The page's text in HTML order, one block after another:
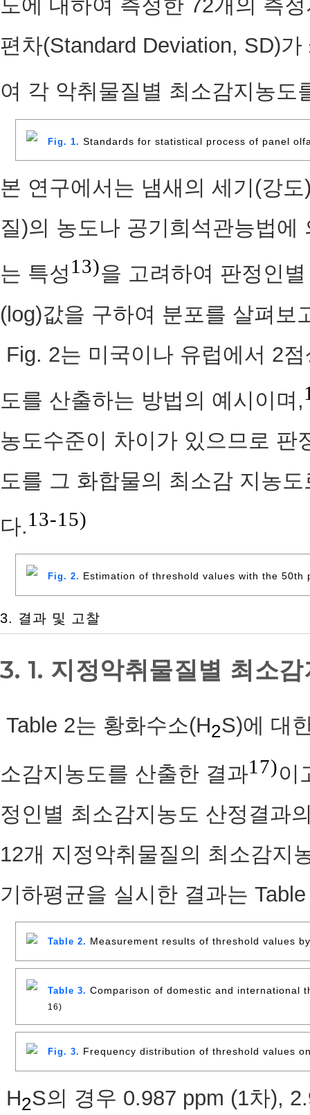
도에 대하여 측정한 72개의 측
편차(Standard Deviation, SD)
여 각 악취물질별 최소감지농도
Fig. 1. Standards for statistical process of panel
본 연구에서는 냄새의 세기(강
질)의 농도나 공기희석관능법
는 특성13)을 고려하여 판정인
(log)값을 구하여 분포를 살펴보
Fig. 2는 미국이나 유럽에서 2
도를 산출하는 방법의 예시이며,
농도수준이 차이가 있으므로 판
도를 그 화합물의 최소감 지농
다.13-15)
Fig. 2. Estimation of threshold values with the 50th
3. 결과 및 고찰
3. 1. 지정악취물질별 최소
Table 2는 황화수소(H2S)에 대
소감지농도를 산출한 결과17)이
정인별 최소감지농도 산정결과
12개 지정악취물질의 최소감지
기하평균을 실시한 결과는
Table 2. Measurement results of threshold values
Table 3. Comparison of domestic and international
16)
Fig. 3. Frequency distribution of threshold values
H2S의 경우 0.987 ppm (1차),